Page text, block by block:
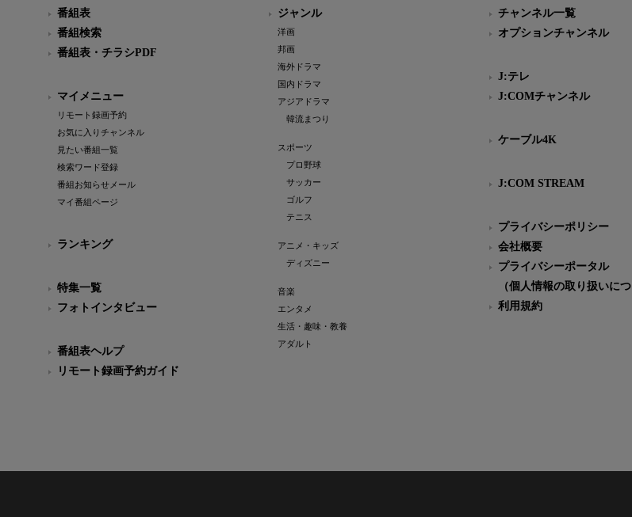
番組表
番組検索
番組表・チラシPDF
マイメニュー
リモート録画予約
お気に入りチャンネル
見たい番組一覧
検索ワード登録
番組お知らせメール
マイ番組ページ
ランキング
特集一覧
フォトインタビュー
番組表ヘルプ
リモート録画予約ガイド
ジャンル
洋画
邦画
海外ドラマ
国内ドラマ
アジアドラマ
韓流まつり
スポーツ
プロ野球
サッカー
ゴルフ
テニス
アニメ・キッズ
ディズニー
音楽
エンタメ
生活・趣味・教養
アダルト
チャンネル一覧
オプションチャンネル
J:テレ
J:COMチャンネル
ケーブル4K
J:COM STREAM
プライバシーポリシー
会社概要
プライバシーポータル
（個人情報の取り扱いにつ
利用規約